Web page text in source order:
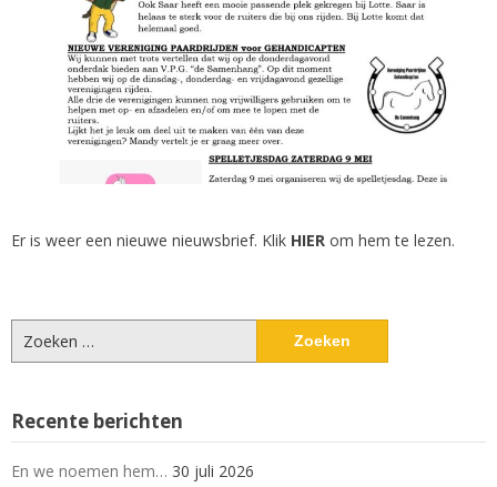
Er is weer een nieuwe nieuwsbrief. Klik HIER om hem te lezen.
Zoeken
naar:
Recente berichten
En we noemen hem… 30 juli 2026